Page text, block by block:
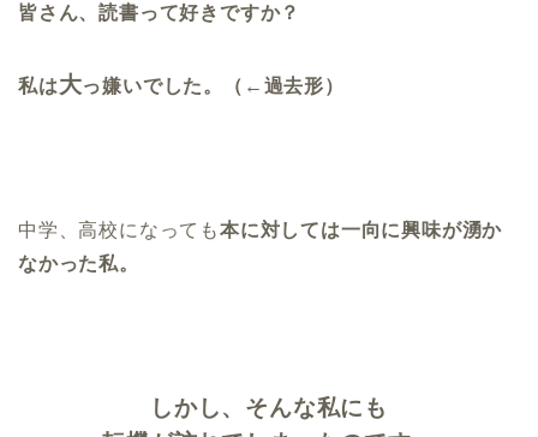
皆さん、読書って好きですか？
私は大っ嫌いでした。（←過去形）
中学、高校になっても本に対しては一向に興味が湧か
なかった私。
しかし、そんな私にも